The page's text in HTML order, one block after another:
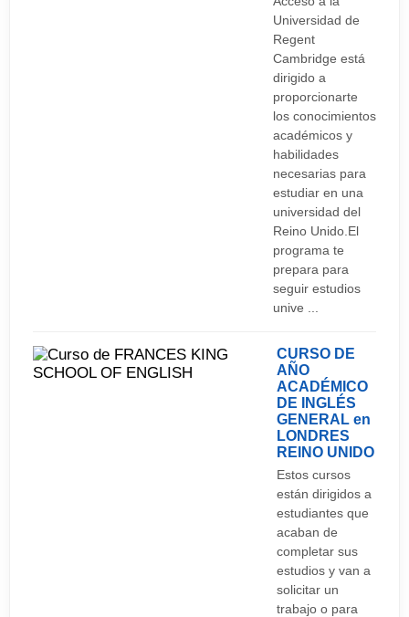
Universidad de
Regent
Cambridge está
dirigido a
proporcionarte
los conocimientos
académicos y
habilidades
necesarias para
estudiar en una
universidad del
Reino Unido.El
programa te
prepara para
seguir estudios
unive ...
CURSO DE
AÑO
ACADÉMICO
DE INGLÉS
GENERAL en
LONDRES
REINO UNIDO
Estos cursos
están dirigidos a
estudiantes que
acaban de
completar sus
estudios y van a
solicitar un
trabajo o para